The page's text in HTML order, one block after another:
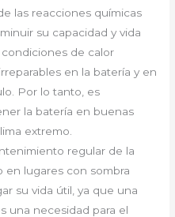
las reacciones químicas
su capacidad y vida
de calor
en la batería y en
Por lo tanto, es
la batería en buenas
extremo.
regular de la
en lugares con sombra
su vida útil, ya que una
una necesidad para el